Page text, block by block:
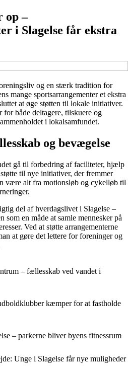
op –
i Slagelse får ekstra
og en stærk tradition for
mange sportsarrangementer et ekstra
at øge støtten til lokale initiativer.
for både deltagere, tilskuere og
i lokalsamfundet.
og bevægelse
gå til forbedring af faciliteter, hjælp
til nye initiativer, der fremmer
være alt fra motionsløb og cykelløb til
del af hverdagslivet i Slagelse –
en måde at samle mennesker på
Ved at støtte arrangementerne
at gøre det lettere for foreninger og
– fællesskab ved vandet i
kæmper for at fastholde
– parkerne bliver byens fitnessrum
Unge i Slagelse får nye muligheder